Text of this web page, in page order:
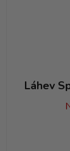
Láhev